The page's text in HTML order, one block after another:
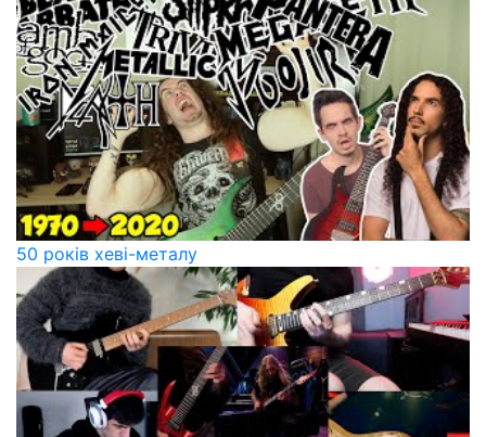
50 років хеві-металу